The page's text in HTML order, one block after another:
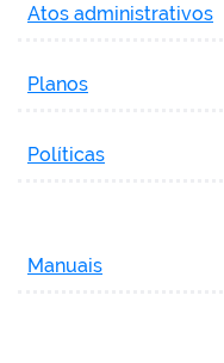
Atos administrativos
Planos
Políticas
Manuais